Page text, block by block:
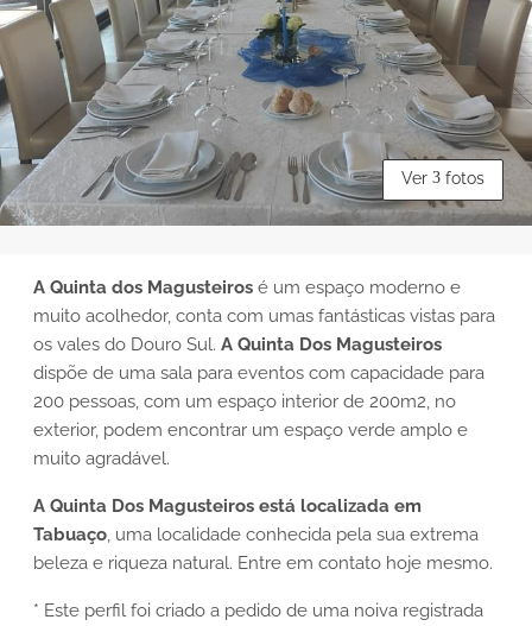
Ver 3 fotos
A Quinta dos Magusteiros é um espaço moderno e
muito acolhedor, conta com umas fantásticas vistas para
os vales do Douro Sul. A Quinta Dos Magusteiros
dispõe de uma sala para eventos com capacidade para
200 pessoas, com um espaço interior de 200m2, no
exterior, podem encontrar um espaço verde amplo e
muito agradável.
A Quinta Dos Magusteiros está localizada em
Tabuaço, uma localidade conhecida pela sua extrema
beleza e riqueza natural. Entre em contato hoje mesmo.
* Este perfil foi criado a pedido de uma noiva registrada